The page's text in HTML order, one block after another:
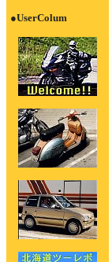
●UserColum